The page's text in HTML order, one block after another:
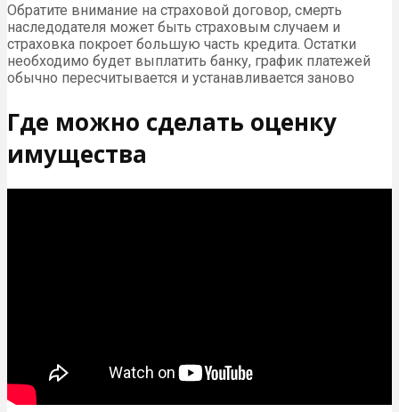
Обратите внимание на страховой договор, смерть
наследодателя может быть страховым случаем и
страховка покроет большую часть кредита. Остатки
необходимо будет выплатить банку, график платежей
обычно пересчитывается и устанавливается заново
Где можно сделать оценку
имущества